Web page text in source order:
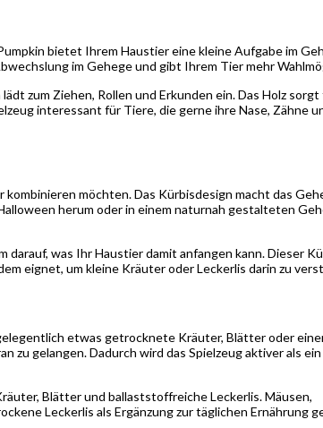
bietet Ihrem Haustier eine kleine Aufgabe im
im Gehege und gibt Ihrem Tier mehr
zum Ziehen, Rollen und Erkunden ein. Das Holz
interessant für Tiere, die gerne ihre Nase, Zähne
möchten. Das Kürbisdesign macht das
herum oder in einem naturnah gestalteten
darauf, was Ihr Haustier damit anfangen kann. Dieser
eignet, um kleine Kräuter oder Leckerlis darin zu
etwas getrocknete Kräuter, Blätter oder
zu gelangen. Dadurch wird das Spielzeug aktiver als ein
Blätter und ballaststoffreiche Leckerlis. Mäusen,
Leckerlis als Ergänzung zur täglichen Ernährung